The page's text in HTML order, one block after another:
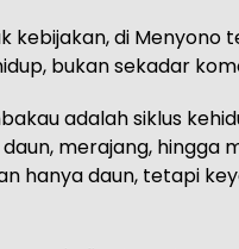
kebijakan, di
bukan sekadar
adalah siklus
merajang, hingga
hanya daun, tetapi